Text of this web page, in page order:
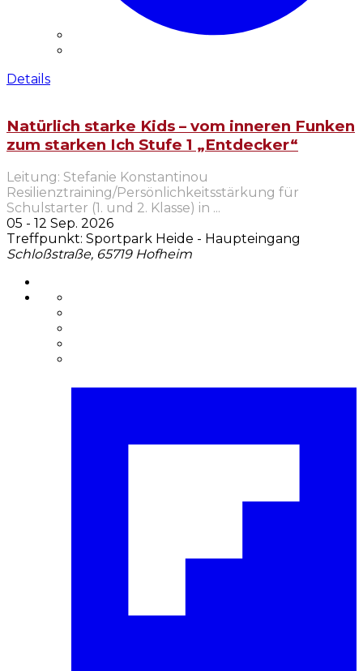
Details
Natürlich starke Kids – vom inneren Funken
zum starken Ich Stufe 1 „Entdecker“
Leitung: Stefanie Konstantinou
Resilienztraining/Persönlichkeitsstärkung für
Schulstarter (1. und 2. Klasse) in ...
05 - 12 Sep. 2026
Treffpunkt: Sportpark Heide - Haupteingang
Schloßstraße, 65719 Hofheim